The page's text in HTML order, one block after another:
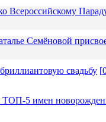
Всероссийскому
Семёновой
свадьбу [
5 имен